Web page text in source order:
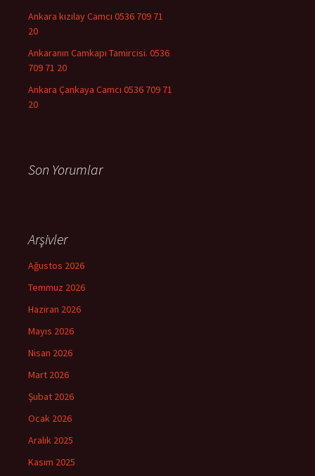
Ankara kızılay Camcı 0536 709 71
20
Ankaranın Camkapı Tamircisi. 0536
709 71 20
Ankara Çankaya Camcı 0536 709 71
20
Son Yorumlar
Arşivler
Ağustos 2026
Temmuz 2026
Haziran 2026
Mayıs 2026
Nisan 2026
Mart 2026
Şubat 2026
Ocak 2026
Aralık 2025
Kasım 2025